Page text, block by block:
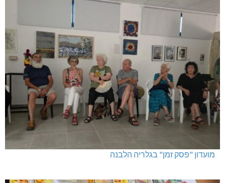
מועדון "פסק זמן" בגלריה הלבנה